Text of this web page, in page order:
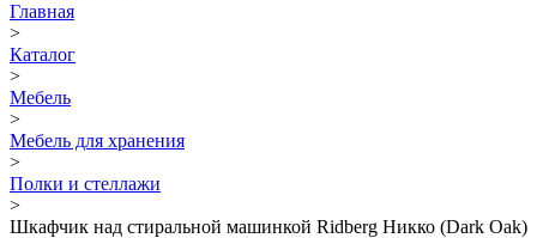
Главная
>
Каталог
>
Мебель
>
Мебель для хранения
>
Полки и стеллажи
>
Шкафчик над стиральной машинкой Ridberg Никко (Dark Oak)